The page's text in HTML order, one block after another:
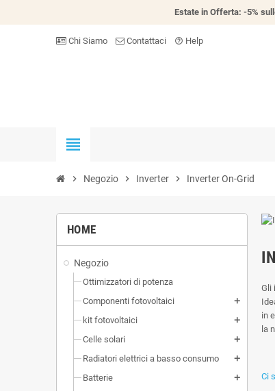
Estate in Offerta: -5%
Chi Siamo Contattaci help_outline Help
view_headline
chevron_right Negozio chevron_right Inverter chevron_right Inverter On-Grid
HOME
Negozio
Ottimizzatori di potenza
Componenti fotovoltaici
add
kit fotovoltaici add
Celle solari add
Radiatori elettrici a basso consumo add
Batterie add
Gli
in
la
Ci